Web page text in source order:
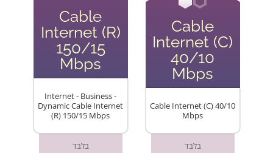
Cable
Internet (R)
150/15
Mbps
Internet - Business -
Dynamic Cable Internet
(R) 150/15 Mbps
בלבד
Cable
Internet (C)
40/10
Mbps
Cable Internet (C) 40/10
Mbps
בלבד